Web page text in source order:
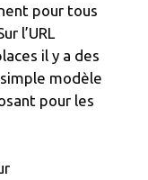
pour tous
l’URL
il y a des
modèle
pour les